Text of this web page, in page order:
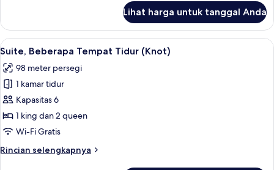
tidur
Sofa
(Compass)
Suite,
Tempat
King
dengan
tidur
Sofa
(Compass)
Lihat harga untuk tanggal Anda
Lihat
semua
foto
untuk
Suite,
Beberapa
Tempat
(Knot)
1 kamar tidur, seprai katun Mesir,
11
Suite, Beberapa Tempat Tidur (Knot)
98 meter persegi
1 kamar tidur
Kapasitas 6
1 king dan 2 queen
Wi-Fi Gratis
Rincian selengkapnya
Rincian